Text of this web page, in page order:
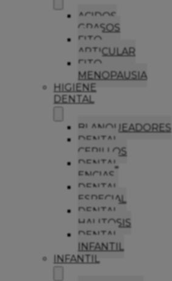
ACIDOS
GRASOS
FITO
ARTICULAR
FITO
MENOPAUSIA
HIGIENE
DENTAL
BLANQUEADORES
DENTAL
CEPILLOS
DENTAL
ENCIAS
DENTAL
ESPECIAL
DENTAL
HALITOSIS
DENTAL
INFANTIL
INFANTIL